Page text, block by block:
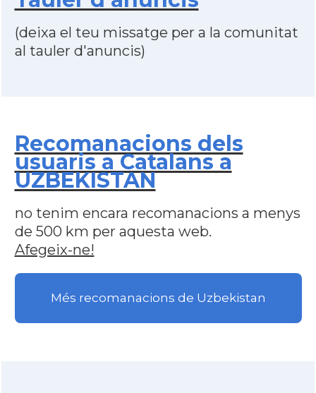
(deixa el teu missatge per a la comunitat
al tauler d'anuncis)
Recomanacions dels
usuaris a Catalans a
UZBEKISTAN
no tenim encara recomanacions a menys
de 500 km per aquesta web.
Afegeix-ne!
Més recomanacions de Uzbekistan